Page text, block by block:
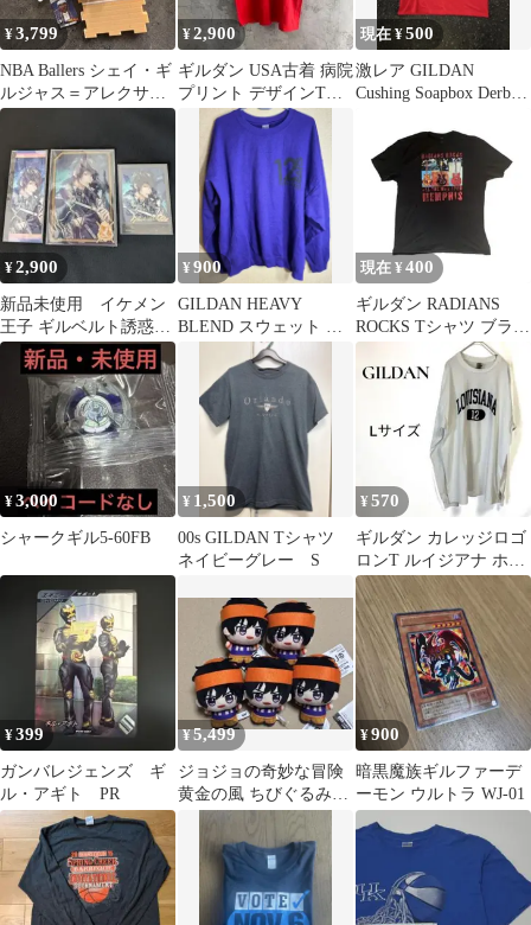
¥3,799
NBA Ballers シェイ・ギ
ルジャス＝アレクサン
ダー フィギュア SGA
¥2,900
ギルダン USA古着 病院
プリント デザインTシ
ャツ 半袖 レッド Lサイ
現在 ¥500
激レア GILDAN
Cushing Soapbox Derby
¥2,900
新品未使用 イケメン
王子 ギルベルト誘惑
ver.グッズ3点セット
¥900
GILDAN HEAVY
BLEND スウェット パ
現在 ¥ 400
ギルダン RADIANS
ROCKS Tシャツ ブラッ
ク XL ヴィンテージ
¥3,000
シャークギル5-60FB
¥ 1,500
00s GILDAN Tシャツ
ネイビーグレー S
¥570
ギルダン カレッジロゴ
ロンT ルイジアナ ホワ
イト Lサイズ 古着
¥399
ガンバレジェンズ ギ
ル・アギト PR
¥5,499
ジョジョの奇妙な冒険
黄金の風 ちびぐるみ
vol.1 ナランチャ・ギル
ガ 5個
¥900
暗黒魔族ギルファーデ
ーモン ウルトラ WJ-01